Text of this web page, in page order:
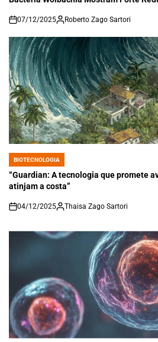
on
07/12/2025 Roberto Zago Sartori
POSTED
IN
BIOTECNOLOGIA
“Guardian: A tecnologia que promete
atinjam a costa”
on
04/12/2025 Thaisa Zago Sartori